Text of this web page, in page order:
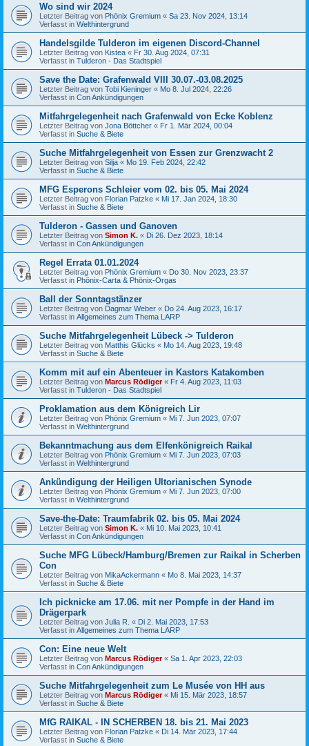
Wo sind wir 2024
Letzter Beitrag von Phönix Gremium « Sa 23. Nov 2024, 13:14
Verfasst in Welthintergrund
Handelsgilde Tulderon im eigenen Discord-Channel
Letzter Beitrag von Kistea « Fr 30. Aug 2024, 07:31
Verfasst in Tulderon - Das Stadtspiel
Save the Date: Grafenwald VIII 30.07.-03.08.2025
Letzter Beitrag von Tobi Kieninger « Mo 8. Jul 2024, 22:26
Verfasst in Con Ankündigungen
Mitfahrgelegenheit nach Grafenwald von Ecke Koblenz
Letzter Beitrag von Jona Böttcher « Fr 1. Mär 2024, 00:04
Verfasst in Suche & Biete
Suche Mitfahrgelegenheit von Essen zur Grenzwacht 2
Letzter Beitrag von Silja « Mo 19. Feb 2024, 22:42
Verfasst in Suche & Biete
MFG Esperons Schleier vom 02. bis 05. Mai 2024
Letzter Beitrag von Florian Patzke « Mi 17. Jan 2024, 18:30
Verfasst in Suche & Biete
Tulderon - Gassen und Ganoven
Letzter Beitrag von Simon K. « Di 26. Dez 2023, 18:14
Verfasst in Con Ankündigungen
Regel Errata 01.01.2024
Letzter Beitrag von Phönix Gremium « Do 30. Nov 2023, 23:37
Verfasst in Phönix-Carta & Phönix-Orgas
Ball der Sonntagstänzer
Letzter Beitrag von Dagmar Weber « Do 24. Aug 2023, 16:17
Verfasst in Allgemeines zum Thema LARP
Suche Mitfahrgelegenheit Lübeck -> Tulderon
Letzter Beitrag von Matthis Glücks « Mo 14. Aug 2023, 19:48
Verfasst in Suche & Biete
Komm mit auf ein Abenteuer in Kastors Katakomben
Letzter Beitrag von Marcus Rödiger« Fr 4. Aug 2023, 11:03
Verfasst in Tulderon - Das Stadtspiel
Proklamation aus dem Königreich Lir
Letzter Beitrag von Phönix Gremium « Mi 7. Jun 2023, 07:07
Verfasst in Welthintergrund
Bekanntmachung aus dem Elfenkönigreich Raikal
Letzter Beitrag von Phönix Gremium « Mi 7. Jun 2023, 07:03
Verfasst in Welthintergrund
Ankündigung der Heiligen Ultorianischen Synode
Letzter Beitrag von Phönix Gremium « Mi 7. Jun 2023, 07:00
Verfasst in Welthintergrund
Save-the-Date: Traumfabrik 02. bis 05. Mai 2024
Letzter Beitrag von Simon K. « Mi 10. Mai 2023, 10:41
Verfasst in Con Ankündigungen
Suche MFG Lübeck/Hamburg/Bremen zur Raikal in Scherben
Con
Letzter Beitrag von MikaAckermann « Mo 8. Mai 2023, 14:37
Verfasst in Suche & Biete
Ich picknicke am 17.06. mit ner Pompfe in der Hand im
Drägerpark
Letzter Beitrag von Julia R. « Di 2. Mai 2023, 17:53
Verfasst in Allgemeines zum Thema LARP
Con: Eine neue Welt
Letzter Beitrag von Marcus Rödiger« Sa 1. Apr 2023, 22:03
Verfasst in Con Ankündigungen
Suche Mitfahrgelegenheit zum Le Musée von HH aus
Letzter Beitrag von Marcus Rödiger« Mi 15. Mär 2023, 18:57
Verfasst in Suche & Biete
MfG RAIKAL - IN SCHERBEN 18. bis 21. Mai 2023
Letzter Beitrag von Florian Patzke « Di 14. Mär 2023, 17:44
Verfasst in Suche & Biete